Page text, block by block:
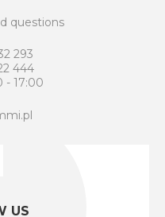
questions
293
444
- 17:00
US